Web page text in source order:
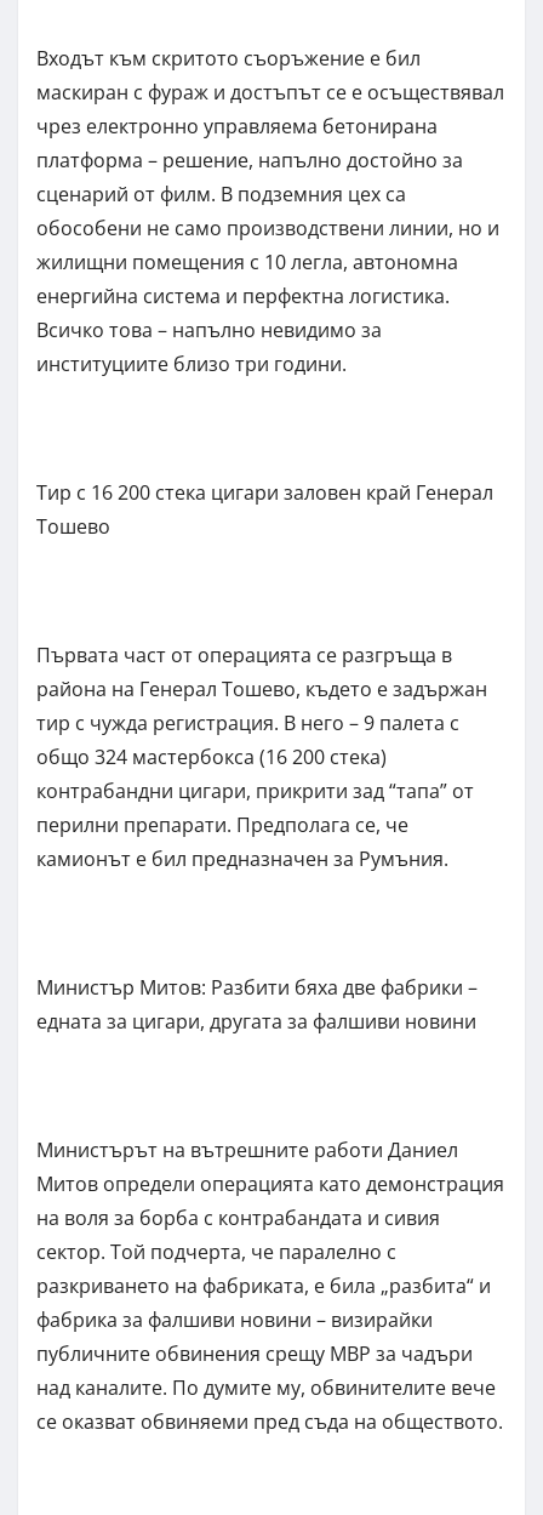
Входът към скритото съоръжение е бил
маскиран с фураж и достъпът се е осъществявал
чрез електронно управляема бетонирана
платформа – решение, напълно достойно за
сценарий от филм. В подземния цех са
обособени не само производствени линии, но и
жилищни помещения с 10 легла, автономна
енергийна система и перфектна логистика.
Всичко това – напълно невидимо за
институциите близо три години.
Тир с 16 200 стека цигари заловен край Генерал
Тошево
Първата част от операцията се разгръща в
района на Генерал Тошево, където е задържан
тир с чужда регистрация. В него – 9 палета с
общо 324 мастербокса (16 200 стека)
контрабандни цигари, прикрити зад “тапа” от
перилни препарати. Предполага се, че
камионът е бил предназначен за Румъния.
Министър Митов: Разбити бяха две фабрики –
едната за цигари, другата за фалшиви новини
Министърът на вътрешните работи Даниел
Митов определи операцията като демонстрация
на воля за борба с контрабандата и сивия
сектор. Той подчерта, че паралелно с
разкриването на фабриката, е била „разбита“ и
фабрика за фалшиви новини – визирайки
публичните обвинения срещу МВР за чадъри
над каналите. По думите му, обвинителите вече
се оказват обвиняеми пред съда на обществото.